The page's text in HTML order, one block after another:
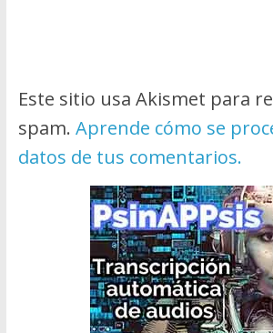
Este sitio usa Akismet para
spam. Aprende cómo se
datos de tus comentarios.